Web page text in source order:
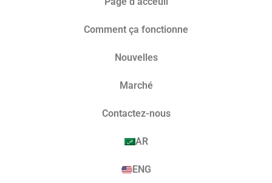
Comment ça fonctionne
Nouvelles
Marché​
Contactez-nous
AR
ENG